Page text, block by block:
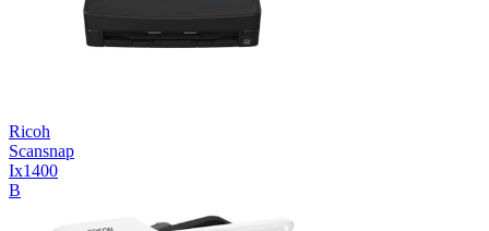
Ricoh
Scansnap
Ix1400
B